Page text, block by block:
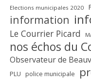
Elections municipales 2020
information
Le Courrier Picard
nos échos du
Observateur de
PLU police municipale